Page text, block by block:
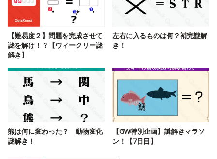
【難易度２】問題を完成させて
謎を解け！？【ウィークリー謎
解き】
左右に入るものは何？補完謎解
き！
熊は何に変わった？ 動物変化
謎解き！
【GW特別企画】謎解きマラソ
ン！【7日目】